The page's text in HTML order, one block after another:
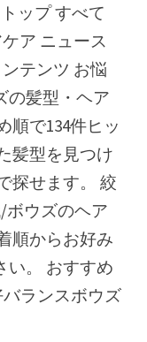
ップ すべて
ア ニュース
テンツ お悩
の髪型・ヘア
順で134件ヒッ
髪型を見つけ
探せます。 絞
ボウズのヘア
順からお好み
い。 おすすめ
ランスボウズ